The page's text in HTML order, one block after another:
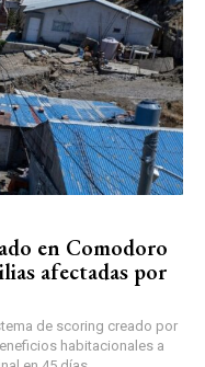
en Comodoro
afectadas por
de scoring creado por
habitacionales a